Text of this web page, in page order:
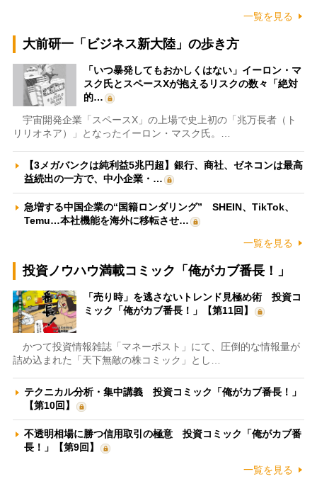
一覧を見る
大前研一「ビジネス新大陸」の歩き方
「いつ暴発してもおかしくはない」イーロン・マ
スク氏とスペースXが抱えるリスクの数々「絶対
的…
宇宙開発企業「スペースX」の上場で史上初の「兆万長者（ト
リリオネア）」となったイーロン・マスク氏。…
【3メガバンクは純利益5兆円超】銀行、商社、ゼネコンは最高
益続出の一方で、中小企業・…
急増する中国企業の“国籍ロンダリング” SHEIN、TikTok、
Temu…本社機能を海外に移転させ…
一覧を見る
投資ノウハウ満載コミック「俺がカブ番長！」
「売り時」を逃さないトレンド見極め術 投資コ
ミック「俺がカブ番長！」【第11回】
かつて投資情報雑誌「マネーポスト」にて、圧倒的な情報量が
詰め込まれた「天下無敵の株コミック」とし…
テクニカル分析・集中講義 投資コミック「俺がカブ番長！」
【第10回】
不透明相場に勝つ信用取引の極意 投資コミック「俺がカブ番
長！」【第9回】
一覧を見る